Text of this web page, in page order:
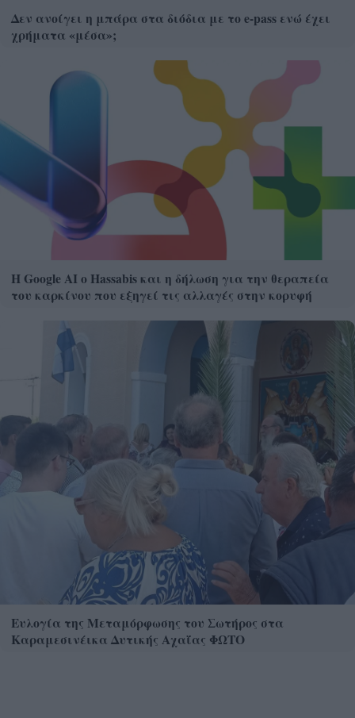
Δεν ανοίγει η μπάρα στα διόδια με το e-pass ενώ έχει
χρήματα «μέσα»;
Η Google ΑΙ ο Hassabis και η δήλωση για την θεραπεία
του καρκίνου που εξηγεί τις αλλαγές στην κορυφή
Ευλογία της Μεταμόρφωσης του Σωτήρος στα
Καραμεσινέικα Δυτικής Αχαΐας ΦΩΤΟ